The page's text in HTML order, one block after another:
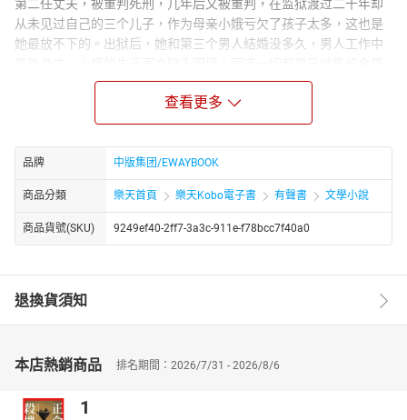
第二任丈夫，被重判死刑，几年后又被重判，在监狱渡过二十年却
从未见过自己的三个儿子，作为母亲小娥亏欠了孩子太多，这也是
她最放不下的。出狱后，她和第三个男人结婚没多久，男人工作中
的狱友预言过，回想一生种种，小娥知道原来人生一切都已注定。
家。深耕现实题材文学创作，《小娥的三面镜子》《暮色沉沉》
《小岛》《打虎牢龙》《晴空万里》为其代表作品，聚焦普通人命
运与市井百态，文风写实厚重。同时深耕影视领域，多部影片入围
莫斯科、FIRST、西班牙马洛卡等海内外知名电影节，文学与影视创
作双向并行。
查看更多
品牌 中版集团/EWAYBOOK
商品分類 樂天首頁 樂天Kobo電子書 有聲書 文學小說
商品貨號(SKU) 9249ef40-2ff7-3a3c-911e-f78bcc7f40a0
退換貨須知
本店熱銷商品 排名期間：2026/7/31 - 2026/8/6
1